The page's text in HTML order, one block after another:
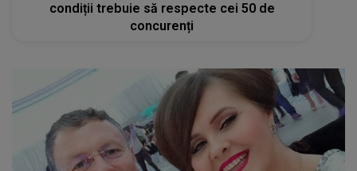
condiții trebuie să respecte cei 50 de
concurenți